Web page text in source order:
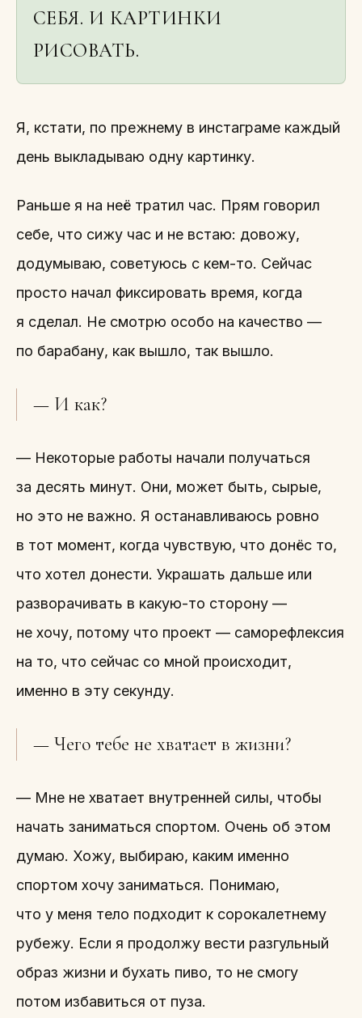
СЕБЯ. И КАРТИНКИ
РИСОВАТЬ.
Я, кстати, по прежнему в инстаграме каждый
день выкладываю одну картинку.
Раньше я на неё тратил час. Прям говорил
себе, что сижу час и не встаю: довожу,
додумываю, советуюсь с кем-то. Сейчас
просто начал фиксировать время, когда
я сделал. Не смотрю особо на качество —
по барабану, как вышло, так вышло.
— И как?
— Некоторые работы начали получаться
за десять минут. Они, может быть, сырые,
но это не важно. Я останавливаюсь ровно
в тот момент, когда чувствую, что донёс то,
что хотел донести. Украшать дальше или
разворачивать в какую-то сторону —
не хочу, потому что проект — саморефлексия
на то, что сейчас со мной происходит,
именно в эту секунду.
— Чего тебе не хватает в жизни?
— Мне не хватает внутренней силы, чтобы
начать заниматься спортом. Очень об этом
думаю. Хожу, выбираю, каким именно
спортом хочу заниматься. Понимаю,
что у меня тело подходит к сорокалетнему
рубежу. Если я продолжу вести разгульный
образ жизни и бухать пиво, то не смогу
потом избавиться от пуза.